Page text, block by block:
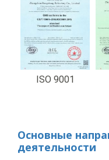
ISO 9001
Основные
деятельности